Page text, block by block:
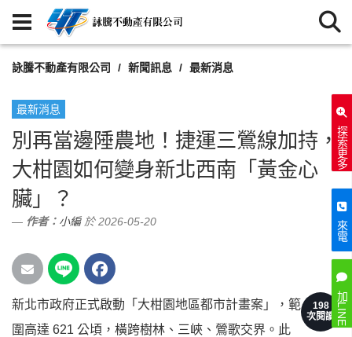
探索更多
來電
加LINE
詠騰不動產有限公司 新聞訊息 最新消息
最新消息
別再當邊陲農地！捷運三鶯線加持，
大柑園如何變身新北西南「黃金心
臟」？
作者： 小編於 2026-05-20
198
次閱讀
新北市政府正式啟動「大柑園地區都市計畫案」，範
圍高達 621 公頃，橫跨樹林、三峽、鶯歌交界。此